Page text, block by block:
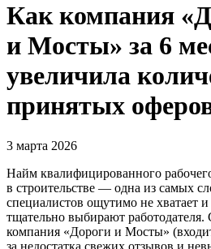
Как компания
и Мосты» за 6
увеличила
принятых
3 марта 2026
Найм квалифицированного
в строительстве — одна из самых
специалистов ощутимо не хватает
тщательно выбирают работодателя.
компания «Дороги и Мосты»
за недостатка свежих отзывов и